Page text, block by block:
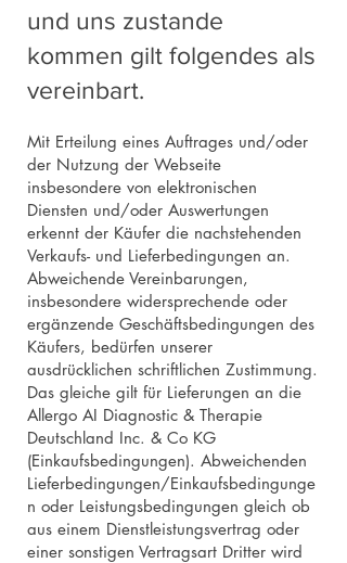
und uns zustande
kommen gilt folgendes als
vereinbart.
Mit Erteilung eines Auftrages und/oder
der Nutzung der Webseite
insbesondere von elektronischen
Diensten und/oder Auswertungen
erkennt der Käufer die nachstehenden
Verkaufs- und Lieferbedingungen an.
Abweichende Vereinbarungen,
insbesondere widersprechende oder
ergänzende Geschäftsbedingungen des
Käufers, bedürfen unserer
ausdrücklichen schriftlichen Zustimmung.
Das gleiche gilt für Lieferungen an die
Allergo AI Diagnostic & Therapie
Deutschland Inc. & Co KG
(Einkaufsbedingungen). Abweichenden
Lieferbedingungen/Einkaufsbedingunge
n oder Leistungsbedingungen gleich ob
aus einem Dienstleistungsvertrag oder
einer sonstigen Vertragsart Dritter wird